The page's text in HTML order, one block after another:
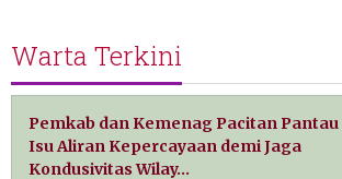
Warta Terkini
Pemkab dan Kemenag Pacitan Pantau
Isu Aliran Kepercayaan demi Jaga
Kondusivitas Wilay…